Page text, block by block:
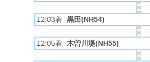
12:03着 黒田(NH54)
12:05着 木曽川堤(NH55)